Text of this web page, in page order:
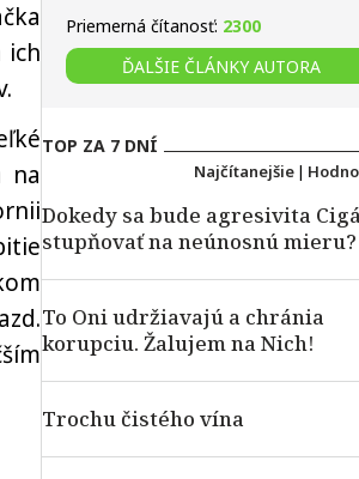
ich
na
Priemerná čítanosť: 2300
ĎALŠIE ČLÁNKY AUTORA
TOP ZA 7 DNÍ
Najčítanejšie |
Dokedy sa bude agresivita
stupňovať na neúnosnú mieru?
To Oni udržiavajú a chránia
korupciu. Žalujem na Nich!
Trochu čistého vína